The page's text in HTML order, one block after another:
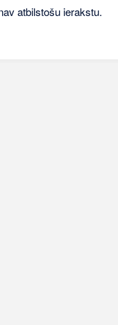
atbilstošu ierakstu.